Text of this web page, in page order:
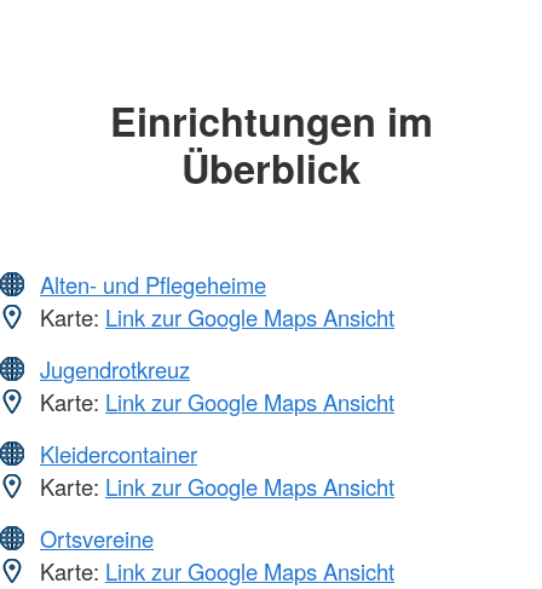
Einrichtungen im
Überblick
Alten- und Pflegeheime
Karte: Link zur Google Maps Ansicht
Jugendrotkreuz
Karte: Link zur Google Maps Ansicht
Kleidercontainer
Karte: Link zur Google Maps Ansicht
Ortsvereine
Karte: Link zur Google Maps Ansicht